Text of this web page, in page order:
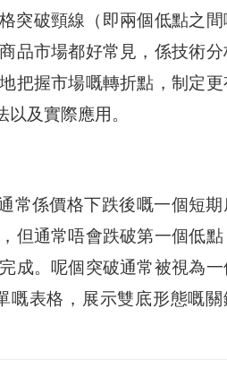
突破頸線（即兩個低點之間
品市場都好常見，係技術分
把握市場嘅轉折點，制定更
及實際應用。
常係價格下跌後嘅一個短期
但通常唔會跌破第一個低點
成。呢個突破通常被視為一
嘅表格，展示雙底形態嘅關